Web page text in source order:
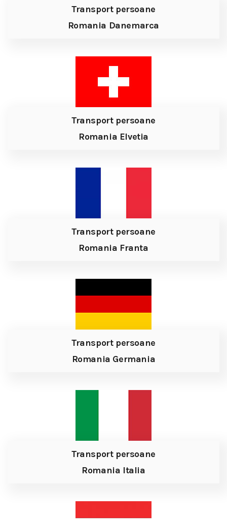
Transport persoane
Romania Danemarca
Transport persoane
Romania Elvetia
Transport persoane
Romania Franta
Transport persoane
Romania Germania
Transport persoane
Romania Italia